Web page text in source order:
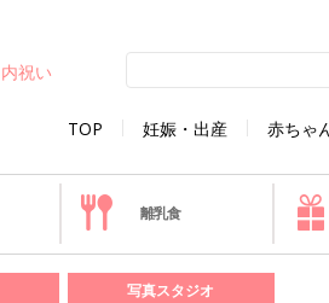
TOP 妊娠・出産 赤ちゃ
内祝い
離乳食
写真スタジオ